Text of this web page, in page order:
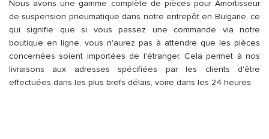
Nous avons une gamme complète de pièces pour Amortisseur
de suspension pneumatique dans notre entrepôt en Bulgarie, ce
qui signifie que si vous passez une commande via notre
boutique en ligne, vous n'aurez pas à attendre que les pièces
concernées soient importées de l'étranger. Cela permet à nos
livraisons aux adresses spécifiées par les clients d'être
effectuées dans les plus brefs délais, voire dans les 24 heures.